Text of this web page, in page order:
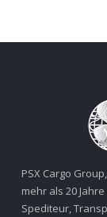
PSX Cargo Group,
mehr als 20
Spediteur,